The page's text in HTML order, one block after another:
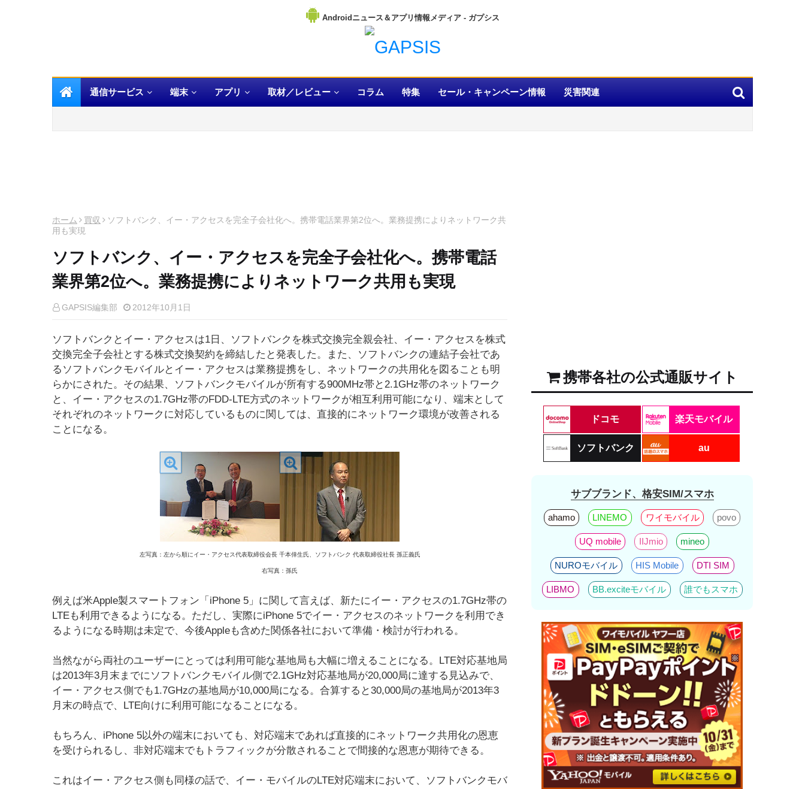
Androidニュース＆アプリ情報メディア
通信サービス 端末 アプリ 取材／レビュー コラム 特集 セール・キャンペーン情報 災害関連
ホーム 買収
ソフトバンク、イー・アクセスを完全子会社化へ。携帯電話業界第2位へ。業務提携によりネットワーク共
用も実現
ソフトバンク、イー・アクセスを完全子会社化へ。携帯電話
業界第2位へ。業務提携によりネットワーク共用も実現
GAPSIS編集部 2012年10月1日
ソフトバンクとイー・アクセスは1日、ソフトバンクを株式交換完全親会社、イー・アクセスを株式
交換完全子会社とする株式交換契約を締結したと発表した。また、ソフトバンクの連結子会社であ
るソフトバンクモバイルとイー・アクセスは業務提携をし、ネットワークの共用化を図ることも明
らかにされた。その結果、ソフトバンクモバイルが所有する900MHz帯と2.1GHz帯のネットワーク
と、イー・アクセスの1.7GHz帯のFDD-LTE方式のネットワークが相互利用可能になり、端末として
それぞれのネットワークに対応しているものに関しては、直接的にネットワーク環境が改善される
ことになる。
左写真：左から順にイー・アクセス代表取締役会長 千本倖生氏、ソフトバンク 代表取締役社長 孫正義氏
右写真：孫氏
例えば米Apple製スマートフォン「iPhone 5」に関して言えば、新たにイー・アクセスの1.7GHz帯の
LTEも利用できるようになる。ただし、実際にiPhone 5でイー・アクセスのネットワークを利用でき
るようになる時期は未定で、今後Appleも含めた関係各社において準備・検討が行われる。
当然ながら両社のユーザーにとっては利用可能な基地局も大幅に増えることになる。LTE対応基地局
は2013年3月末までにソフトバンクモバイル側で2.1GHz対応基地局が20,000局に達する見込みで、
イー・アクセス側でも1.7GHzの基地局が10,000局になる。合算すると30,000局の基地局が2013年3
月末の時点で、LTE向けに利用可能になることになる。
もちろん、iPhone 5以外の端末においても、対応端末であれば直接的にネットワーク共用化の恩恵
を受けられるし、非対応端末でもトラフィックが分散されることで間接的な恩恵が期待できる。
これはイー・アクセス側も同様の話で、イー・モバイルのLTE対応端末において、ソフトバンクモバ
携帯各社の公式通販サイト
ドコモ 楽天モバイル
ソフトバンク au
サブブランド、格安SIM/スマホ
ahamo LINEMO ワイモバイル povo
UQ mobile IIJmio mineo
NUROモバイル HIS Mobile DTI SIM
LIBMO BB.exciteモバイル 誰でもスマホ